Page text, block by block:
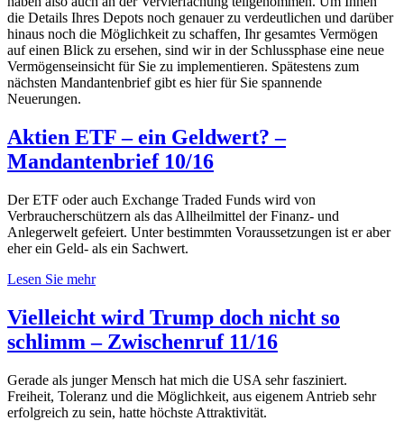
die Details Ihres Depots noch genauer zu verdeutlichen und darüber
hinaus noch die Möglichkeit zu schaffen, Ihr gesamtes Vermögen
auf einen Blick zu ersehen, sind wir in der Schlussphase eine neue
Vermögenseinsicht für Sie zu implementieren. Spätestens zum
nächsten Mandantenbrief gibt es hier für Sie spannende
Neuerungen.
Aktien ETF – ein Geldwert? –
Mandantenbrief 10/16
Der ETF oder auch Exchange Traded Funds wird von
Verbraucherschützern als das Allheilmittel der Finanz- und
Anlegerwelt gefeiert. Unter bestimmten Voraussetzungen ist er aber
eher ein Geld- als ein Sachwert.
Lesen Sie mehr
Vielleicht wird Trump doch nicht so
schlimm – Zwischenruf 11/16
Gerade als junger Mensch hat mich die USA sehr fasziniert.
Freiheit, Toleranz und die Möglichkeit, aus eigenem Antrieb sehr
erfolgreich zu sein, hatte höchste Attraktivität.